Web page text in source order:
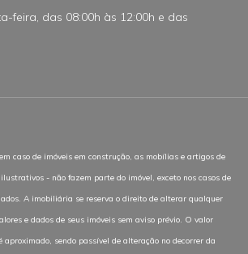
feira, das 08:00h às 12:00h e das
caso de imóveis em construção, as mobílias e artigos de
- não fazem parte do imóvel, exceto nos casos de
A imobiliária se reserva o direito de alterar qualquer
e dados de seus imóveis sem aviso prévio. O valor
aproximado, sendo passível de alteração no decorrer da